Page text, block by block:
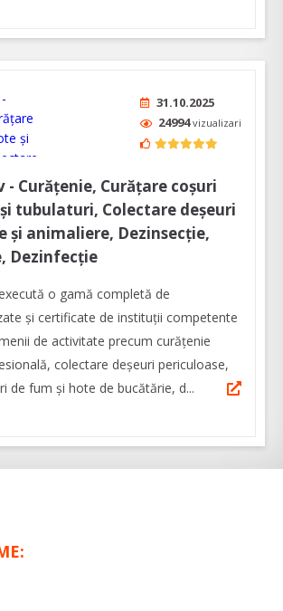
31.10.2025
24994vizualizari
- Curățenie, Curățare coșuri
tubulaturi, Colectare deșeuri
și animaliere, Dezinsecție,
Dezinfecție
execută o gamă completă de
și certificate de instituții competente
de activitate precum curățenie
colectare deșeuri periculoase,
de fum și hote de bucătărie, d...